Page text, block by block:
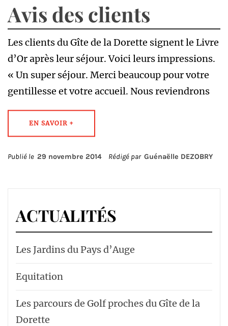
Avis des clients
Les clients du Gîte de la Dorette signent le Livre
d’Or après leur séjour. Voici leurs impressions.
« Un super séjour. Merci beaucoup pour votre
gentillesse et votre accueil. Nous reviendrons
EN SAVOIR +
Publié le 29 novembre 2014 Rédigé par Guénaëlle DEZOBRY
ACTUALITÉS
Les Jardins du Pays d’Auge
Equitation
Les parcours de Golf proches du Gîte de la
Dorette